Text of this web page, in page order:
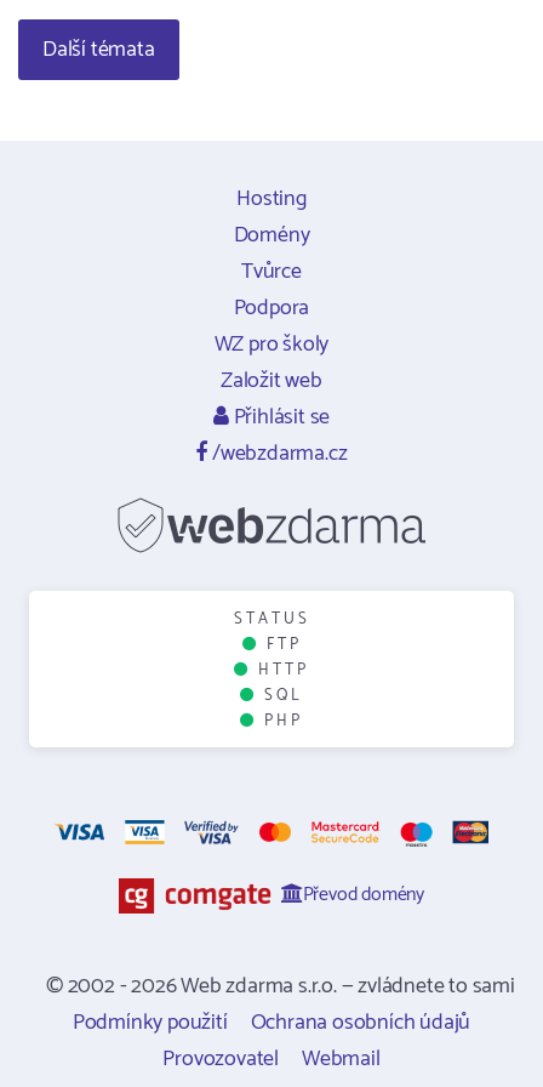
Další témata
Hosting
Domény
Tvůrce
Podpora
WZ pro školy
Založit web
Přihlásit se
/webzdarma.cz
STATUS
FTP
HTTP
SQL
PHP
Převod domény
© 2002 - 2026 Web zdarma s.r.o. — zvládnete to sami
Podmínky použití
Ochrana osobních údajů
Provozovatel
Webmail